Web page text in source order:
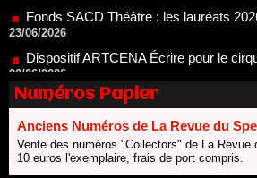
Le palmarès des prix SACD 2026
Les 10 lauréats du Fonds Grandes
SACD
13/06/2026
Nomination de Nathalie Garraud et
direction du Théâtre de Gennevilliers -
13/06/2026
Numéros Papier
Anciens Numéros de La Revue du
Vente des numéros "Collectors" de La Revue
10 euros l'exemplaire, frais de port compris.